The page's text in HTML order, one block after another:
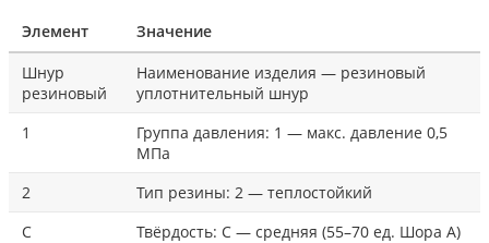
Элемент
Значение
Шнур
резиновый
Наименование изделия — резиновый
уплотнительный шнур
1
Группа давления: 1 — макс. давление 0,5
МПа
2
Тип резины: 2 — теплостойкий
С
Твёрдость: С — средняя (55–70 ед. Шора А)